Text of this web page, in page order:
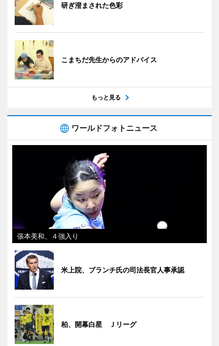
研ぎ澄まされた色彩
こまちだ先生からのアドバイス
もっと見る
ワールドフォトニュース
張本美和、４強入り
米上院、ブランチ氏の司法長官人事承認
柏、開幕白星 Ｊリーグ